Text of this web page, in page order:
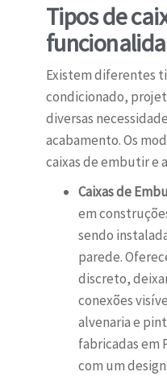
Tipos de
Existem diferentes
condicionado,
diversas
acabamento. Os
caixas de embutir e
Caixas de
em
sendo
parede.
discreto,
conexões
alvenaria e
fabricadas em
com um